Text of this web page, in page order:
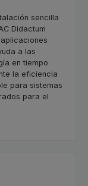
sencilla
Didactum
a las
en tiempo
la eficiencia
para sistemas
para el